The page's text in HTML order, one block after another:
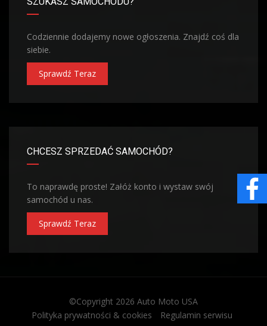
Codziennie dodajemy nowe ogłoszenia. Znajdź coś dla
siebie.
Sprawdź Teraz
CHCESZ SPRZEDAĆ SAMOCHÓD?
To naprawdę proste! Załóż konto i wystaw swój
samochód u nas.
Sprawdź Teraz
©Copyright 2026 Auto Moto USA
Polityka prywatności & cookies
Regulamin serwisu